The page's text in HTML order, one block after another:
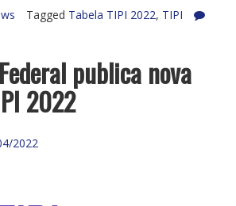
Tagged Tabela TIPI 2022, TIPI
publica nova
2022
2022